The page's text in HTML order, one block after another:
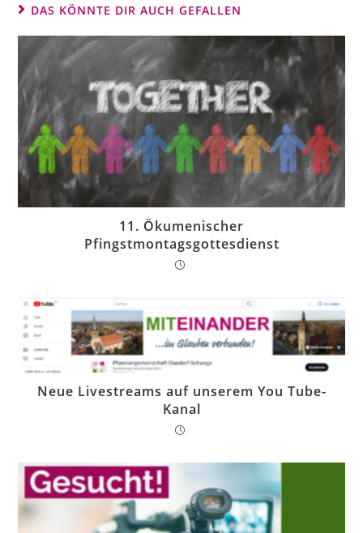
DAS KÖNNTE DIR AUCH GEFALLEN
11. Ökumenischer
Pfingstmontagsgottesdienst
Neue Livestreams auf unserem You Tube-
Kanal